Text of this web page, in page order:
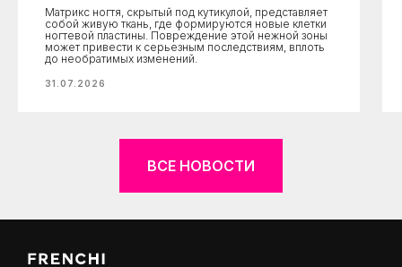
Матрикс ногтя, скрытый под кутикулой, представляет
собой живую ткань, где формируются новые клетки
ногтевой пластины. Повреждение этой нежной зоны
может привести к серьезным последствиям, вплоть
до необратимых изменений.
31.07.2026
ВСЕ НОВОСТИ